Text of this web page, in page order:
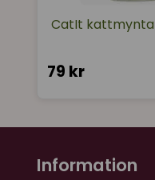
CatIt
79 kr
Information